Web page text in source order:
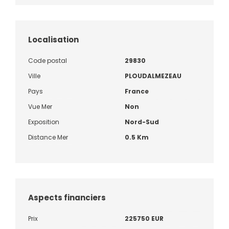
Localisation
Code postal
29830
Ville
PLOUDALMEZEAU
Pays
France
Vue Mer
Non
Exposition
Nord-Sud
Distance Mer
0.5 Km
Aspects financiers
Prix 225750 EUR